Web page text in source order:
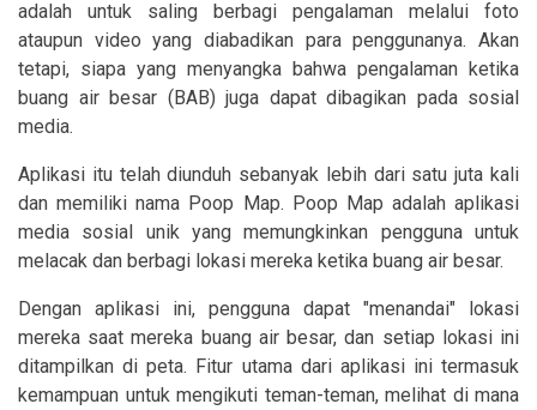
adalah untuk saling berbagi pengalaman melalui foto
ataupun video yang diabadikan para penggunanya. Akan
tetapi, siapa yang menyangka bahwa pengalaman ketika
buang air besar (BAB) juga dapat dibagikan pada sosial
media.
Aplikasi itu telah diunduh sebanyak lebih dari satu juta kali
dan memiliki nama Poop Map. Poop Map adalah aplikasi
media sosial unik yang memungkinkan pengguna untuk
melacak dan berbagi lokasi mereka ketika buang air besar.
Dengan aplikasi ini, pengguna dapat "menandai" lokasi
mereka saat mereka buang air besar, dan setiap lokasi ini
ditampilkan di peta. Fitur utama dari aplikasi ini termasuk
kemampuan untuk mengikuti teman-teman, melihat di mana